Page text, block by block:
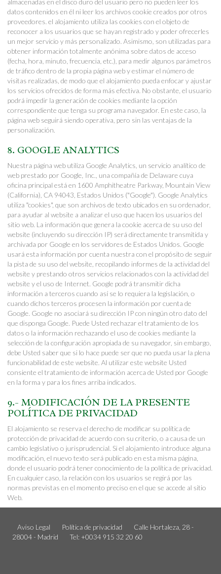
almacenadas en el disco duro del usuario pero no pueden leer los
datos contenidos en él ni leer los archivos cookie creados por otros
proveedores. el alojamiento utiliza las cookies con el objeto de
reconocer a los usuarios que se hayan registrado y poder ofrecerles
un mejor servicio y más personalizado. Asimismo, son utilizadas para
obtener información totalmente anónima sobre datos de acceso
(fecha, hora, minuto, frecuencia, etc.), para medir algunos parámetros
de tráfico dentro de la propia página web y estimar el número de
visitas realizadas, de modo que el alojamiento pueda enfocar y ajustar
los servicios ofrecidos de forma más efectiva. No obstante, el usuario
podrá impedir la generación de cookies mediante la opción
correspondiente que tenga su programa navegador. En este caso, la
página web seguirá siendo operativa, pero sin las ventajas de la
personalización.
8. GOOGLE ANALYTICS
Nuestra página web utiliza Google Analytics, un servicio analítico de
web prestado por Google, Inc., una compañía de Delaware cuya
oficina principal está en 1600 Amphitheatre Parkway, Mountain View
(California), CA 94043, Estados Unidos ("Google"). Google Analytics
utiliza "cookies", que son archivos de texto ubicados en su ordenador,
para ayudar al website a analizar el uso que hacen los usuarios del
sitio web. La información que genera la cookie acerca de su uso del
website (incluyendo su dirección IP) será directamente transmitida y
archivada por Google en los servidores de Estados Unidos. Google
usará esta información por cuenta nuestra con el propósito de seguir
la pista de su uso del website, recopilando informes de la actividad del
website y prestando otros servicios relacionados con la actividad del
website y el uso de Internet. Google podrá transmitir dicha
información a terceros cuando así se lo requiera la legislación, o
cuando dichos terceros procesen la información por cuenta de
Google. Google no asociará su dirección IP con ningún otro dato del
que disponga Google. Puede Usted rechazar el tratamiento de los
datos o la información rechazando el uso de cookies mediante la
selección de la configuración apropiada de su navegador, sin embargo,
debe Usted saber que si lo hace puede ser que no pueda usar la plena
funcionabilidad de este website. Al utilizar este website Usted
consiente el tratamiento de información acerca de Usted por Google
en la forma y para los fines arriba indicados.
9.- MODIFICACIÓN DE LA PRESENTE
POLÍTICA DE PRIVACIDAD
El alojamiento se reserva el derecho de modificar su política de
protección de privacidad de acuerdo con su criterio, o a causa de un
cambio legislativo o jurisprudencial. Si el alojamiento introduce alguna
modificación, el nuevo texto será publicado en esta misma página,
donde el usuario podrá tener conocimiento de la política de privacidad.
En cualquier caso, la relación con los usuarios se regirá por las
normas previstas en el momento preciso en el que se accede al sitio
Web.
Aviso Legal Política de privacidad
Calle Hortaleza, 28 -
28004 - Madrid
Tel: +0034 915 32 20 60